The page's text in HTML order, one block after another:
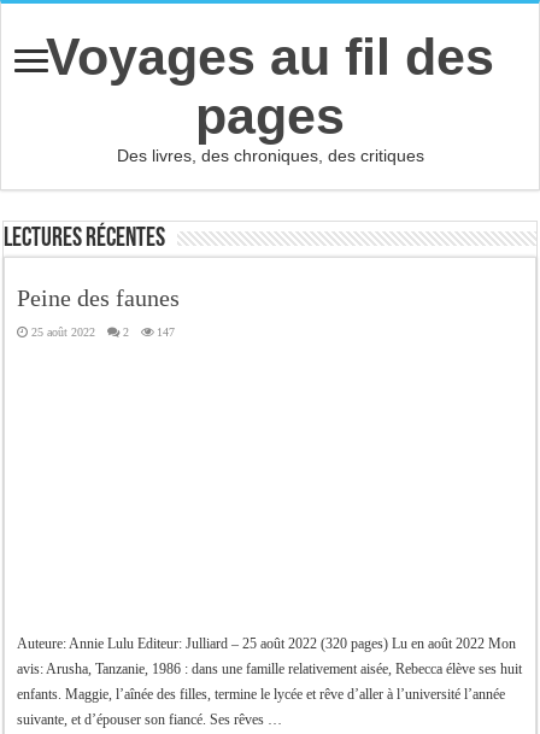
Voyages au fil des
pages
Des livres, des chroniques, des critiques
Lectures récentes
Peine des faunes
25 août 2022 2 147
Auteure: Annie Lulu Editeur: Julliard – 25 août 2022 (320 pages) Lu en août 2022 Mon
avis: Arusha, Tanzanie, 1986 : dans une famille relativement aisée, Rebecca élève ses huit
enfants. Maggie, l’aînée des filles, termine le lycée et rêve d’aller à l’université l’année
suivante, et d’épouser son fiancé. Ses rêves …